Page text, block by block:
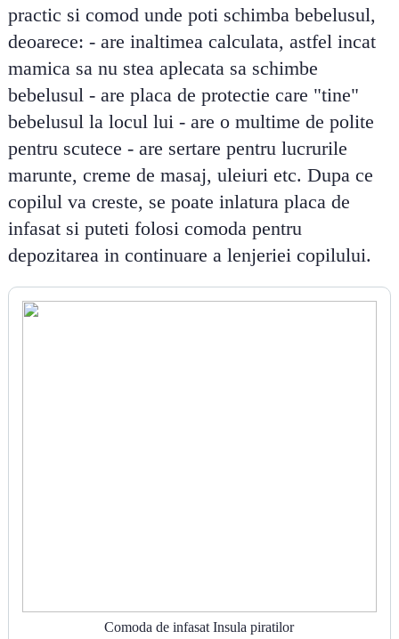
practic si comod unde poti schimba bebelusul,
deoarece: - are inaltimea calculata, astfel incat
mamica sa nu stea aplecata sa schimbe
bebelusul - are placa de protectie care "tine"
bebelusul la locul lui - are o multime de polite
pentru scutece - are sertare pentru lucrurile
marunte, creme de masaj, uleiuri etc. Dupa ce
copilul va creste, se poate inlatura placa de
infasat si puteti folosi comoda pentru
depozitarea in continuare a lenjeriei copilului.
Comoda de infasat Insula piratilor